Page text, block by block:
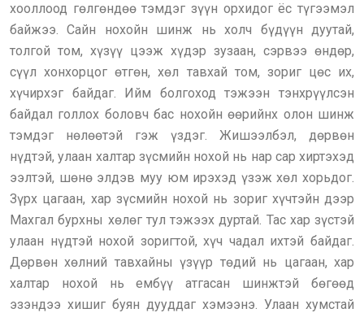
хооллоод гөлгөндөө тэмдэг зүүн орхидог ёс түгээмэл
байжээ. Сайн нохойн шинж нь холч бүдүүн дуутай,
толгой том, хүзүү цээж хүдэр зузаан, сэрвээ өндөр,
сүүл хонхорцог өтгөн, хөл тавхай том, зориг цөс их,
хүчирхэг байдаг. Ийм болгоход тэжээн тэнхрүүлсэн
байдал голлох боловч бас нохойн өөрийнх олон шинж
тэмдэг нөлөөтэй гэж үздэг. Жишээлбэл, дөрвөн
нүдтэй, улаан халтар зүсмийн нохой нь нар сар хиртэхэд
ээлтэй, шөнө элдэв муу юм ирэхэд үзэж хөл хорьдог.
Зүрх цагаан, хар зүсмийн нохой нь зориг хүчтэйн дээр
Махгал бурхны хөлөг тул тэжээх дуртай. Тас хар зүстэй
улаан нүдтэй нохой зоригтой, хүч чадал ихтэй байдаг.
Дөрвөн хөлний тавхайны үзүүр төдий нь цагаан, хар
халтар нохой нь ембүү атгасан шинжтэй бөгөөд
эзэндээ хишиг буян дууддаг хэмээнэ. Улаан хумстай